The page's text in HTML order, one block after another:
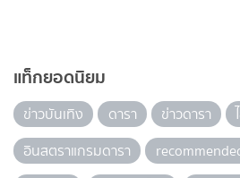
แท็กยอดนิยม
ข่าวบันเทิง ดารา ข่าวดารา
อินสตราแกรมดารา